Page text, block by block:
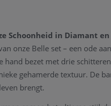
Schoonheid in Diamant en
onze Belle set – een ode
hand bezet met drie
gehamerde textuur. De
brengt.